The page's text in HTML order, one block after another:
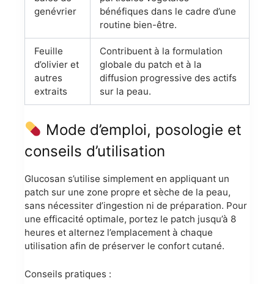
genévrier
bénéfiques dans le cadre d’une
routine bien-être.
Feuille
d’olivier et
autres
extraits
Contribuent à la formulation
globale du patch et à la
diffusion progressive des actifs
sur la peau.
Mode d’emploi, posologie et
conseils d’utilisation
Glucosan s’utilise simplement en appliquant un
patch sur une zone propre et sèche de la peau,
sans nécessiter d’ingestion ni de préparation. Pour
une efficacité optimale, portez le patch jusqu’à 8
heures et alternez l’emplacement à chaque
utilisation afin de préserver le confort cutané.
Conseils pratiques :